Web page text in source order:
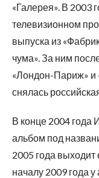
«Галерея». В 2003
телевизионном
выпуска из
чума». За ним
«Лондон-Париж» и
снялась
В конце 2004 года
альбом под
2005 года выходит
началу 2009 года